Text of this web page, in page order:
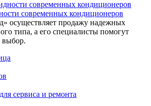
современных кондиционеров
осуществляет продажу надежных
типа, а его специалисты помогут
выбор.
сервиса и ремонта